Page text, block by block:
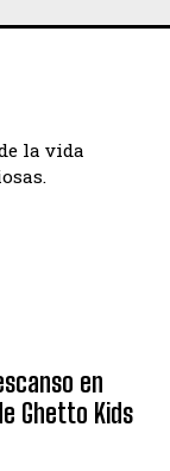
la vida
en
Ghetto Kids